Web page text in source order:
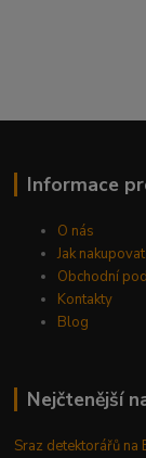
Informace
O nás
Jak nakupovat
Obchodní
Kontakty
Blog
Nejčtenější
Sraz detektorářů na